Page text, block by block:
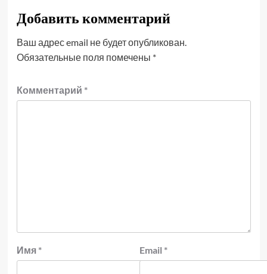
Добавить комментарий
Ваш адрес email не будет опубликован.
Обязательные поля помечены *
Комментарий *
Имя * Email *